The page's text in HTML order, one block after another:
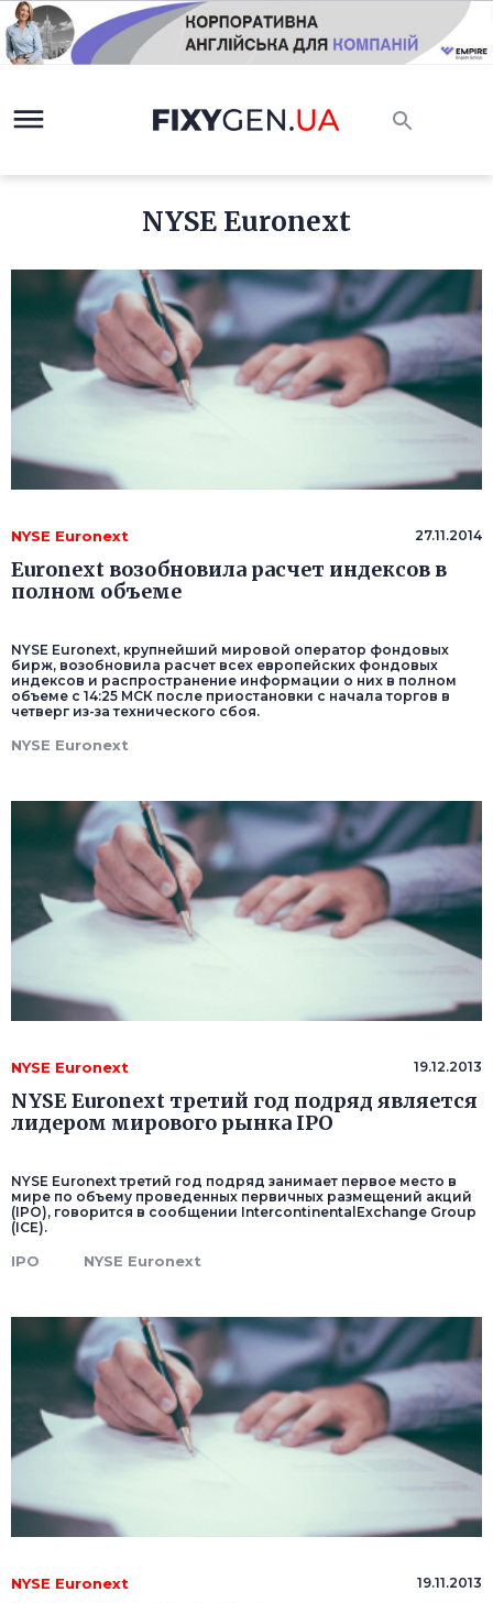
NYSE Euronext
NYSE Euronext 27.11.2014
Euronext возобновила расчет индексов в
полном объеме
NYSE Euronext, крупнейший мировой оператор фондовых
бирж, возобновила расчет всех европейских фондовых
индексов и распространение информации о них в полном
объеме с 14:25 МСК после приостановки с начала торгов в
четверг из-за технического сбоя.
NYSE Euronext
NYSE Euronext 19.12.2013
NYSE Euronext третий год подряд является
лидером мирового рынка IPO
NYSE Euronext третий год подряд занимает первое место в
мире по объему проведенных первичных размещений акций
(IPO), говорится в сообщении IntercontinentalExchange Group
(ICE).
IPO NYSE Euronext
NYSE Euronext 19.11.2013